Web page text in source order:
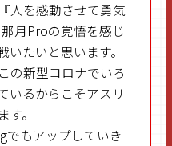
人を感動させて勇気
那月Proの覚悟を感じ
たいと思います。
の新型コロナでいろ
いるからこそアスリ
。
もアップしていき